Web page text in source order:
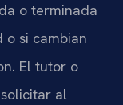
o terminada
o si cambian
El tutor o
al